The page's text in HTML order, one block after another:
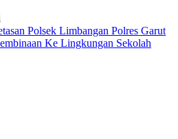
Polsek Limbangan Polres Garut
Ke Lingkungan Sekolah